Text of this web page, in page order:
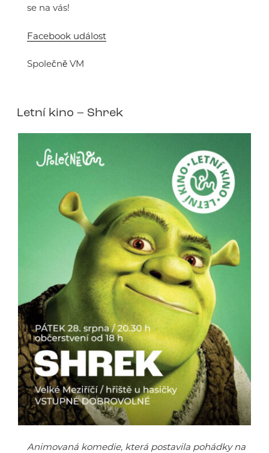
se na vás!
Facebook událost
Společně VM
Letní kino – Shrek
Animovaná komedie, která postavila pohádky na